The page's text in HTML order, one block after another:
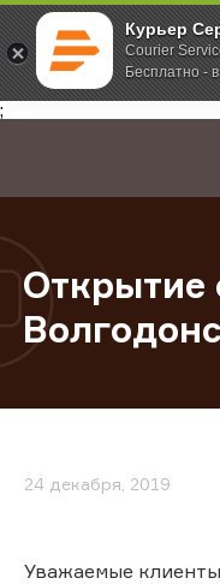
Курьер
Courier
Бесплатно -
;
Главная О компании
Открытие
24 декабря, 2019
Уважаемые